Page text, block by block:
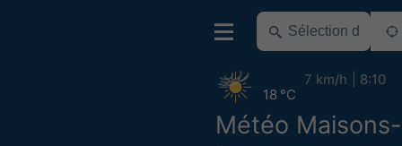
Météo
18 °C
7 km/h 8:10